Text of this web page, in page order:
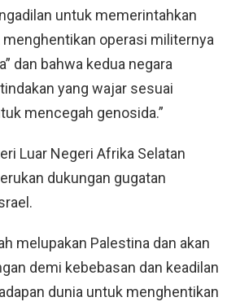
untuk memerintahkan
menghentikan operasi militernya
dan bahwa kedua negara
yang wajar sesuai
mencegah genosida.”
Luar Negeri Afrika Selatan
dukungan gugatan
melupakan Palestina dan akan
demi kebebasan dan keadilan
dunia untuk menghentikan